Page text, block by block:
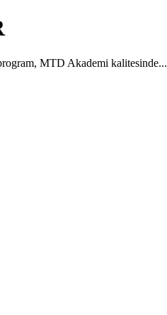
MTD Akademi kalitesinde...